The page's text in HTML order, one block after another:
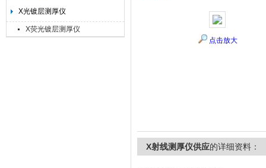
X光镀层测厚仪
X荧光镀层测厚仪
点击放大
X射线测厚仪供应的详细资料：